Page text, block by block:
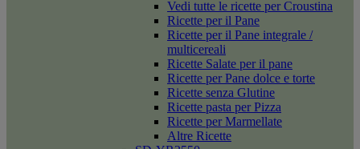
Vedi tutte le ricette per Croustina
Ricette per il Pane
Ricette per il Pane integrale /
multicereali
Ricette Salate per il pane
Ricette per Pane dolce e torte
Ricette senza Glutine
Ricette pasta per Pizza
Ricette per Marmellate
Altre Ricette